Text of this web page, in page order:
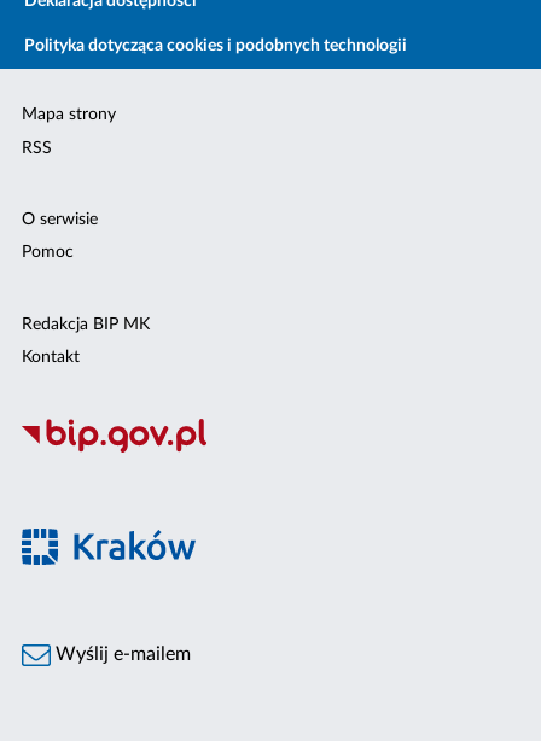
Polityka dotycząca cookies i podobnych technologii
Mapa strony
RSS
O serwisie
Pomoc
Redakcja BIP MK
Kontakt
Wyślij e-mailem